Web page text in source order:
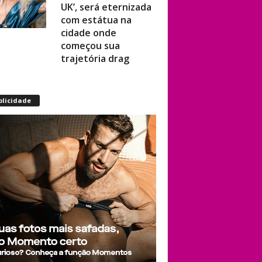
UK’, será eternizada
com estátua na
cidade onde
começou sua
trajetória drag
espanhol viram
assunto na web por
fotos “românticas”
em iate
Presença de
Shangela faz
estrelas de RuPaul’s
Drag Race
abandonarem festa
de aniversário de